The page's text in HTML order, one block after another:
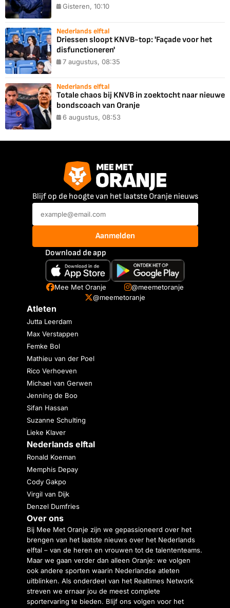
Gisteren, 10:10
Nederlands elftal
Driessen sloopt KNVB-top: 'Façade voor het
disfunctioneren'
7 augustus, 08:35
Nederlands elftal
Totale chaos bij KNVB in zoektocht naar nieuwe
bondscoach van Oranje
6 augustus, 08:53
Blijf op de hoogte van het laatste Oranje nieuws
Aanmelden
Download de app
Mee Met Oranje
@meemetoranje
@meemetoranje
Atleten
Jutta Leerdam
Max Verstappen
Femke Bol
Mathieu van der Poel
Rico Verhoeven
Michael van Gerwen
Jenning de Boo
Sifan Hassan
Suzanne Schulting
Lieke Klaver
Nederlands elftal
Ronald Koeman
Memphis Depay
Cody Gakpo
Virgil van Dijk
Denzel Dumfries
Over ons
Bij Mee Met Oranje zijn we gepassioneerd over het
brengen van het laatste nieuws over het Nederlands
elftal – van de heren en vrouwen tot de talententeams.
Maar we gaan verder dan alleen Oranje: we volgen
ook andere sporten waarin Nederlandse atleten
uitblinken. Als onderdeel van het Realtimes Network
streven we ernaar jou de meest complete
sportervaring te bieden. Blijf ons volgen voor het